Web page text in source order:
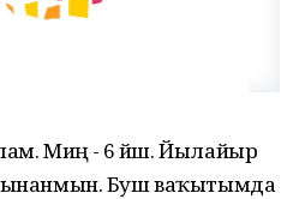
Миңә - 6 йәш. Йылайыр
Буш ваҡытымда